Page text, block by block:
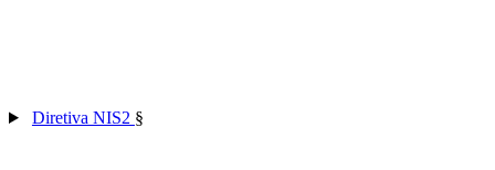
Diretiva NIS2 §